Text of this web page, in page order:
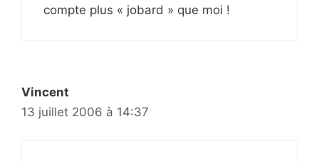
compte plus « jobard » que moi !
Vincent
13 juillet 2006 à 14:37